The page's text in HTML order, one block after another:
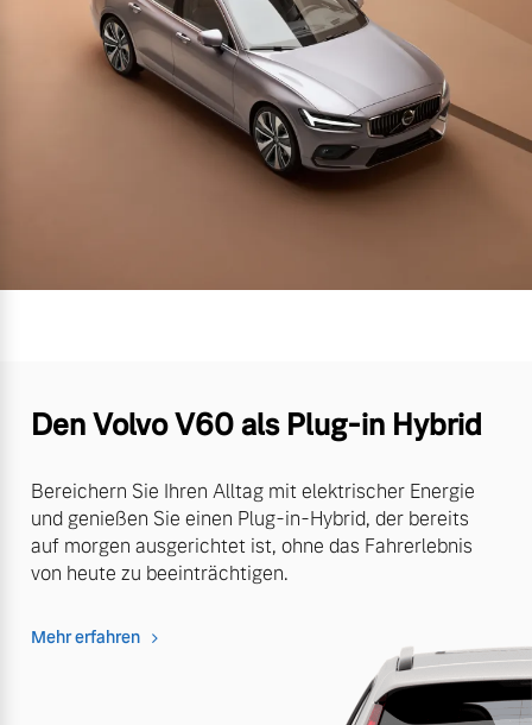
Den Volvo V60 als Plug-in Hybrid
Bereichern Sie Ihren Alltag mit elektrischer Energie
und genießen Sie einen Plug-in-Hybrid, der bereits
auf morgen ausgerichtet ist, ohne das Fahrerlebnis
von heute zu beeinträchtigen.
Mehr erfahren